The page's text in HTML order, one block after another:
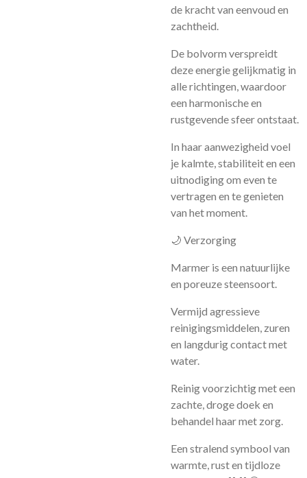
de kracht van eenvoud en
zachtheid.
De bolvorm verspreidt
deze energie gelijkmatig in
alle richtingen, waardoor
een harmonische en
rustgevende sfeer ontstaat.
In haar aanwezigheid voel
je kalmte, stabiliteit en een
uitnodiging om even te
vertragen en te genieten
van het moment.
🌙 Verzorging
Marmer is een natuurlijke
en poreuze steensoort.
Vermijd agressieve
reinigingsmiddelen, zuren
en langdurig contact met
water.
Reinig voorzichtig met een
zachte, droge doek en
behandel haar met zorg.
Een stralend symbool van
warmte, rust en tijdloze